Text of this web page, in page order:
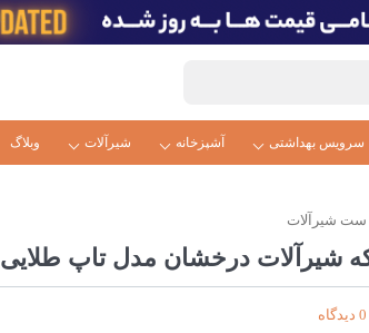
سرویس بهداشتی آشپزخانه شیرآلات وبلاگ
ست شیرآلات
شیرآلات درخشان مدل تاپ طلایی
0 دیدگاه